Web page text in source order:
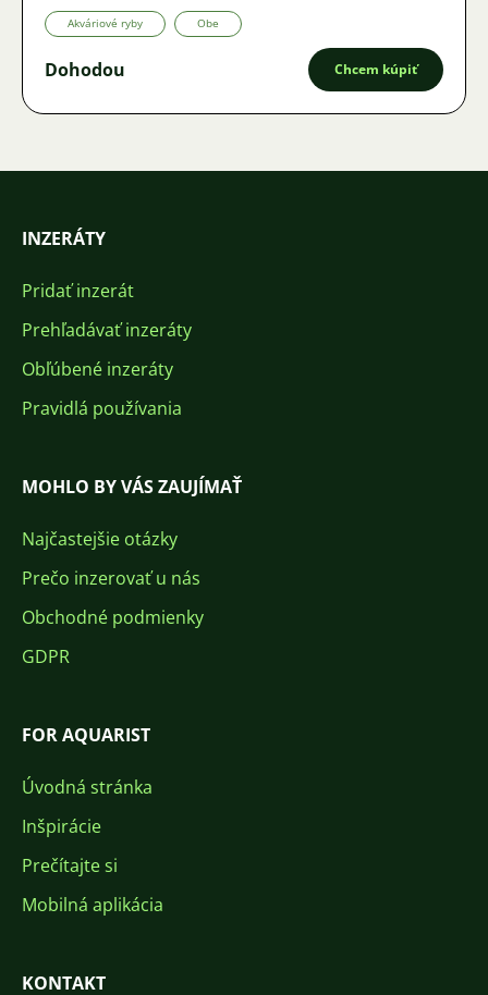
Akváriové ryby Obe
Dohodou Chcem kúpiť
INZERÁTY
Pridať inzerát
Prehľadávať inzeráty
Obľúbené inzeráty
Pravidlá používania
MOHLO BY VÁS ZAUJÍMAŤ
Najčastejšie otázky
Prečo inzerovať u nás
Obchodné podmienky
GDPR
FOR AQUARIST
Úvodná stránka
Inšpirácie
Prečítajte si
Mobilná aplikácia
KONTAKT